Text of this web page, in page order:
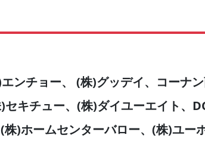
ンチョー、 (株)グッデイ、コーナ
セキチュー、(株)ダイユーエイト、
)ホームセンターバロー、(株)ユー